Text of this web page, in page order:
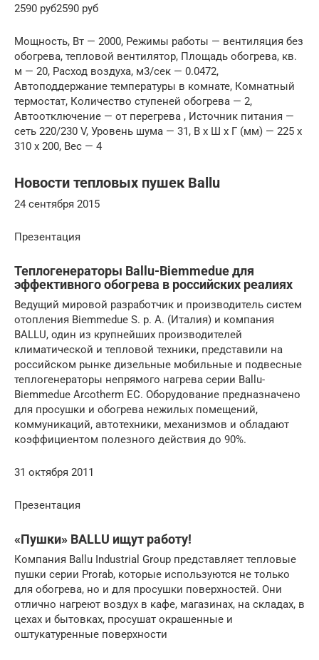
2590 руб2590 руб
Мощность, Вт — 2000, Режимы работы — вентиляция без
обогрева, тепловой вентилятор, Площадь обогрева, кв.
м — 20, Расход воздуха, м3/сек — 0.0472,
Автоподдержание температуры в комнате, Комнатный
термостат, Количество ступеней обогрева — 2,
Автоотключение — от перегрева , Источник питания —
сеть 220/230 V, Уровень шума — 31, В x Ш x Г (мм) — 225 x
310 x 200, Вес — 4
Новости тепловых пушек Ballu
24 сентября 2015
Презентация
Теплогенераторы Ballu-Biemmedue для
эффективного обогрева в российских реалиях
Ведущий мировой разработчик и производитель систем
отопления Biemmedue S. p. A. (Италия) и компания
BALLU, один из крупнейших производителей
климатической и тепловой техники, представили на
российском рынке дизельные мобильные и подвесные
теплогенераторы непрямого нагрева серии Ballu-
Biemmedue Arcotherm EC. Оборудование предназначено
для просушки и обогрева нежилых помещений,
коммуникаций, автотехники, механизмов и обладают
коэффициентом полезного действия до 90%.
31 октября 2011
Презентация
«Пушки» BALLU ищут работу!
Компания Ballu Industrial Group представляет тепловые
пушки серии Prorab, которые используются не только
для обогрева, но и для просушки поверхностей. Они
отлично нагреют воздух в кафе, магазинах, на складах, в
цехах и бытовках, просушат окрашенные и
оштукатуренные поверхности